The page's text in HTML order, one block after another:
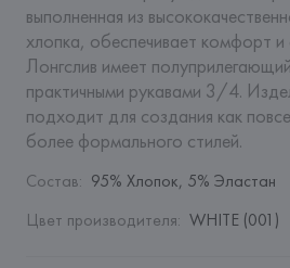
выполненная из
хлопка, обеспечивает комфорт
Лонгслив имеет
практичными рукавами 3/4.
подходит для создания как
более формального стилей.
Состав: 95% Хлопок, 5% Эластан
Цвет производителя: WHITE (001)